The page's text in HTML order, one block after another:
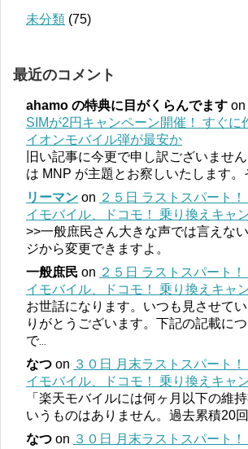
未分類 (75)
最近のコメント
ahamo の特典に目がくらんでます on
SIMが2円キャンペーン開催！ すぐに
イオンモバイル弾が最安か
旧い記事に今更で申し訳ございませ
は MNP が主題とお察しいたします。
リーマン on ２５日 ラストスパート
イモバイル、ドコモ！ 乗り換えキャ
>>一般庶民さん大きな声では言えな
ジから変更できますよ。
一般庶民 on ２５日 ラストスパート
イモバイル、ドコモ！ 乗り換えキャ
お世話になります。いつも見させて
りがとうございます。下記の記載に
で...
なつ on ３０日 月末ラストスパート
イモバイル、ドコモ！ 乗り換えキャ
「楽天モバイルには何ヶ月以下の維
いうものはありません。過去累積20
なつ on ３０日 月末ラストスパート